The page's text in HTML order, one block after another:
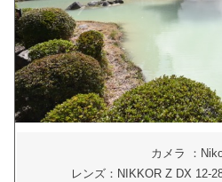
カメラ ：
レンズ：NIKKOR Z DX 12-